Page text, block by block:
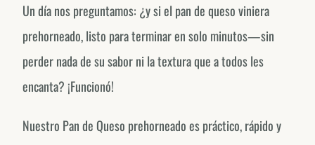
Un día nos preguntamos: ¿y si el pan de queso viniera
prehorneado, listo para terminar en solo minutos—sin
perder nada de su sabor ni la textura que a todos les
encanta? ¡Funcionó!
Nuestro Pan de Queso prehorneado es práctico, rápido y